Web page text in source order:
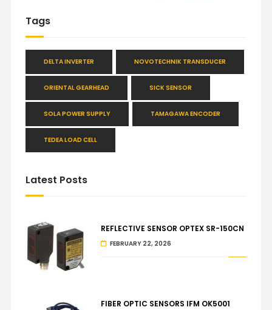
Tags
DELTA INVERTER NOVOTECHNIK TRANSDUCER
ORIENTAL GEARHEAD SICK SENSOR
SOLA POWER SUPPLY TAMAGAWA ENCODER
TEDEA LOAD CELL
Latest Posts
REFLECTIVE SENSOR OPTEX SR-150CN
FEBRUARY 22, 2026
FIBER OPTIC SENSORS IFM OK5001